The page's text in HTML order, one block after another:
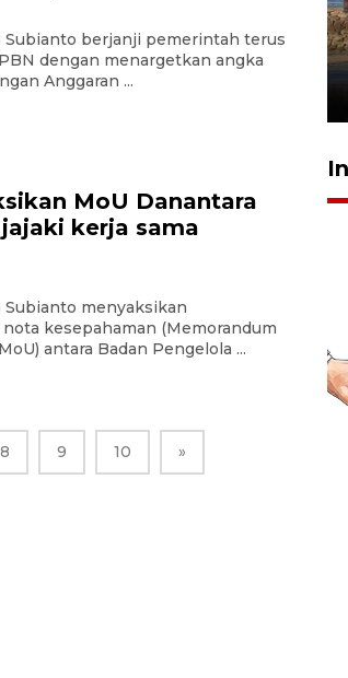
Subianto berjanji pemerintah terus
dengan menargetkan angka
Anggaran ...
MoU Danantara
kerja sama
menyaksikan
kesepahaman (Memorandum
antara Badan Pengelola ...
8 9 10 »
LH, KKP, dan Gubernur
tanam ribuan bibit
2026 21:18